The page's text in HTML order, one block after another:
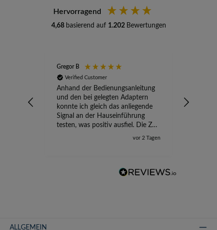
Hervorragend
4,68 basierend auf 1.202 Bewertungen
Gregor B
Verified Customer
Anhand der Bedienungsanleitung
und den bei gelegten Adaptern
konnte ich gleich das anliegende
Signal an der Hauseinführung
testen, was positiv ausfiel. Die Zeit
der Ungewissheit ist jetzt vorbei,
vor 2 Tagen
ALLGEMEIN